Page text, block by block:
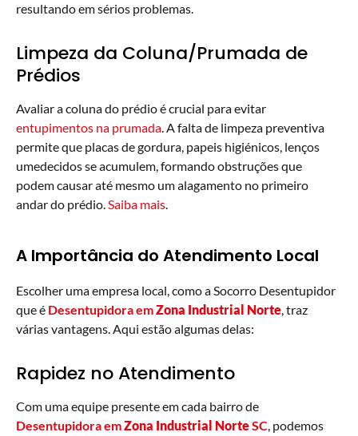
resultando em sérios problemas.
Limpeza da Coluna/Prumada de
Prédios
Avaliar a coluna do prédio é crucial para evitar
entupimentos na prumada. A falta de limpeza preventiva
permite que placas de gordura, papeis higiénicos, lenços
umedecidos se acumulem, formando obstruções que
podem causar até mesmo um alagamento no primeiro
andar do prédio.Saiba mais.
A Importância do Atendimento Local
Escolher uma empresa local, como a Socorro Desentupidor
que é Desentupidora emZona Industrial Norte, traz
várias vantagens. Aqui estão algumas delas:
Rapidez no Atendimento
Com uma equipe presente em cada bairro de
Desentupidora emZona Industrial NorteSC, podemos